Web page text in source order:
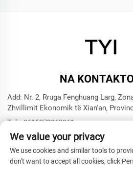
NA
Add: Nr. 2, Rruga Fenghuang Larg,
Zhvillimit Ekonomik të Xian'an,
Tel:+8615272063961
E-mail:[email protected]
We value your privacy
We use cookies and similar tools to
don't want to accept all cookies, click